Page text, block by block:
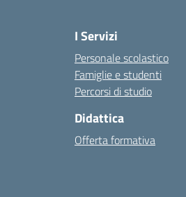
I Servizi
Personale scolastico
Famiglie e studenti
Percorsi di studio
Didattica
Offerta formativa